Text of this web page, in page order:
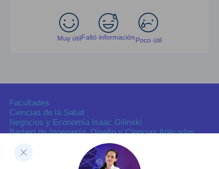
Muy útilFaltó informaciónPoco útil
Facultades
Ciencias de la Salud
Negocios y Economía Isaac Gilinski
Barberi de Ingeniería, Diseño y Ciencias Aplicadas
Decanatura de Innovación Educativa y Fortalecimiento